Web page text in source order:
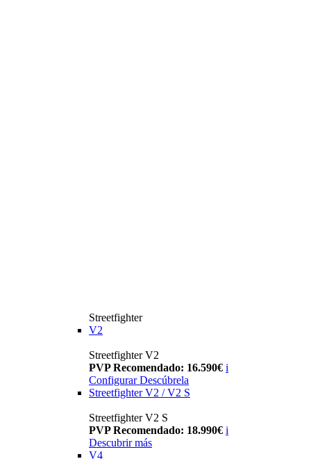
Streetfighter
V2
Streetfighter V2
PVP Recomendado: 16.590€ i
Configurar Descúbrela
Streetfighter V2 / V2 S
Streetfighter V2 S
PVP Recomendado: 18.990€ i
Descubrir más
V4